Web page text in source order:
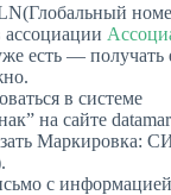
есть — получать
в системе
на сайте
Маркировка:
с